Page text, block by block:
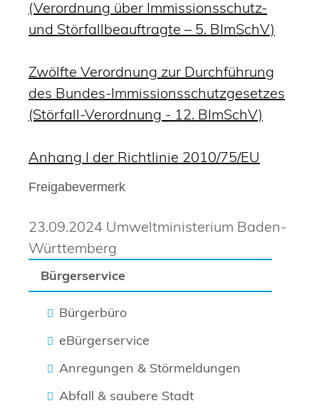
Bürgerservice
Bürgerbüro
eBürgerservice
Anregungen & Störmeldungen
Abfall & saubere Stadt
(Verordnung über Immissionsschutz-
und Störfallbeauftragte – 5. BImSchV)
Zwölfte Verordnung zur Durchführung
des Bundes-Immissionsschutzgesetzes
(Störfall-Verordnung - 12. BImSchV)
Anhang I der Richtlinie 2010/75/EU
Freigabevermerk
23.09.2024 Umweltministerium Baden-
Württemberg